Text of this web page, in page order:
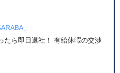
」
たら即日退社！ 有給休暇の交渉